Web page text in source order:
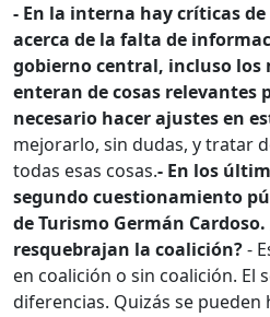
- En la interna hay críticas
acerca de la falta de
gobierno central, incluso los
enteran de cosas relevantes
necesario hacer ajustes en
mejorarlo, sin dudas, y tratar
todas esas cosas.- En los
segundo cuestionamiento
de Turismo Germán
resquebrajan la coalición?-
en coalición o sin coalición. El
diferencias. Quizás se pueden